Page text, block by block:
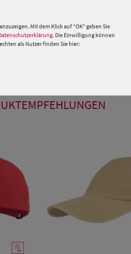
Hohenstein, mit
- Sie können somit
haben Sie
Mit dem Klick auf "OK" geben Sie
. Die Einwilligung können
als Nutzer finden Sie hier: